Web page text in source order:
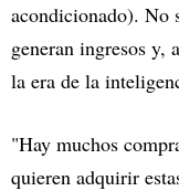
acondicionado). No
generan ingresos y,
la era de la
"Hay muchos
quieren adquirir